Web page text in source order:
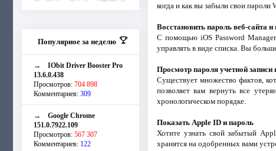
Популярное за неделю
→ IObit Driver Booster Pro
13.6.0.438
Просмотров: 704 898
Комментариев: 309
→ Google Chrome
151.0.7922.109
Просмотров: 567 307
Комментариев: 122
когда и как вы забыли свои
Восстановить пароль веб-сайта
С помощью iOS Password
управлять в виде списка. Вы
Просмотр пароля учетной записи
Существует множество фактов,
позволяет вам вернуть все
хронологическом порядке.
Показать Apple ID и пароль
Хотите узнать свой забытый
хранятся на одобренных вами